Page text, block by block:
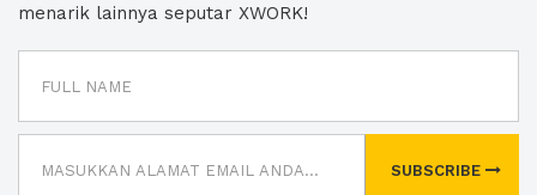
menarik lainnya seputar XWORK!
SUBSCRIBE